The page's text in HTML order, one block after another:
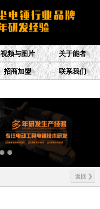
视频与图片 关于能者
招商加盟 联系我们
返回